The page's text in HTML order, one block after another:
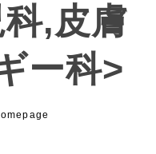
,皮膚
ー科>